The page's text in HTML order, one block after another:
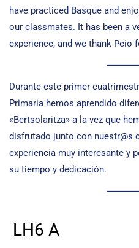
have practiced Basque and
our classmates. It has been a
experience, and we thank Peio
Durante este primer
Primaria hemos aprendido
«Bertsolaritza» a la vez que
disfrutado junto con nuestr@s
experiencia muy interesante y
su tiempo y dedicación.
LH6 A